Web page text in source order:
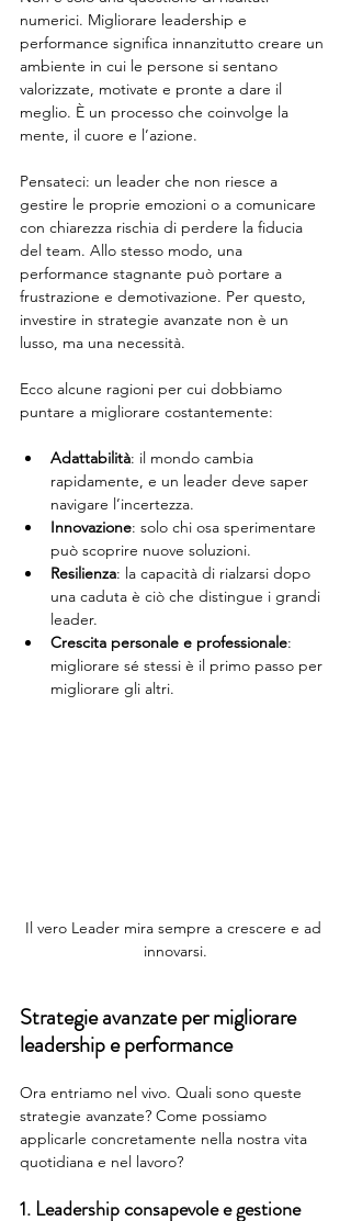
numerici. Migliorare leadership e
performance significa innanzitutto creare un
ambiente in cui le persone si sentano
valorizzate, motivate e pronte a dare il
meglio. È un processo che coinvolge la
mente, il cuore e l’azione.
Pensateci: un leader che non riesce a
gestire le proprie emozioni o a comunicare
con chiarezza rischia di perdere la fiducia
del team. Allo stesso modo, una
performance stagnante può portare a
frustrazione e demotivazione. Per questo,
investire in strategie avanzate non è un
lusso, ma una necessità.
Ecco alcune ragioni per cui dobbiamo
puntare a migliorare costantemente:
Adattabilità: il mondo cambia
rapidamente, e un leader deve saper
navigare l’incertezza.
Innovazione: solo chi osa sperimentare
può scoprire nuove soluzioni.
Resilienza: la capacità di rialzarsi dopo
una caduta è ciò che distingue i grandi
leader.
Crescita personale e professionale:
migliorare sé stessi è il primo passo per
migliorare gli altri.
Il vero Leader mira sempre a crescere e ad
innovarsi.
Strategie avanzate per migliorare
leadership e performance
Ora entriamo nel vivo. Quali sono queste
strategie avanzate? Come possiamo
applicarle concretamente nella nostra vita
quotidiana e nel lavoro?
1. Leadership consapevole e gestione